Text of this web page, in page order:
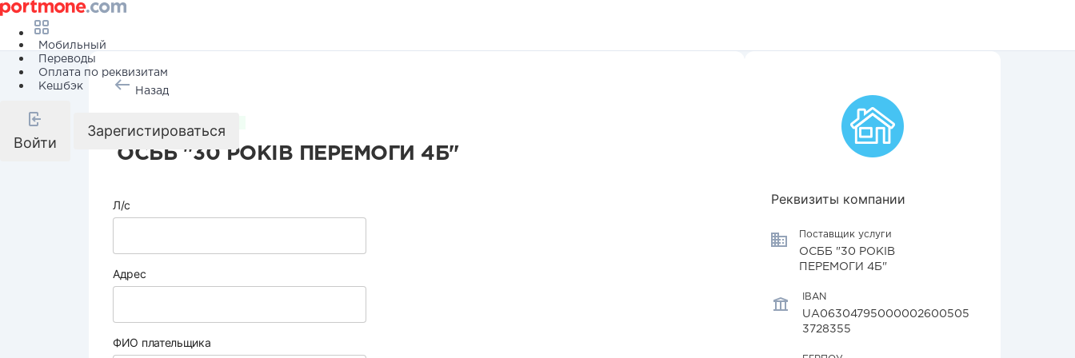
Мобильный
Переводы
Оплата по реквизитам
Кешбэк
Войти
Зарегистироваться
Назад
ОСББ "30 РОКІВ ПЕРЕМОГИ 4Б"
Л/с
Адрес
ФИО плательщика
Реквизиты компании
Поставщик услуги
ОСББ "30 РОКІВ
ПЕРЕМОГИ 4Б"
IBAN
UA06304795000002600505
3728355